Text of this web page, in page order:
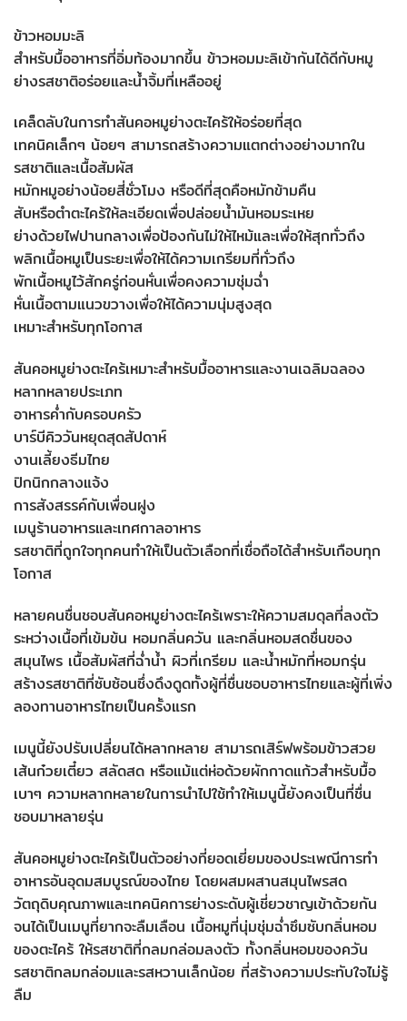
ข้าวหอมมะลิ
สำหรับมื้ออาหารที่อิ่มท้องมากขึ้น ข้าวหอมมะลิเข้ากันได้ดีกับหมู
ย่างรสชาติอร่อยและน้ำจิ้มที่เหลืออยู่
เคล็ดลับในการทำสันคอหมูย่างตะไคร้ให้อร่อยที่สุด
เทคนิคเล็กๆ น้อยๆ สามารถสร้างความแตกต่างอย่างมากใน
รสชาติและเนื้อสัมผัส
หมักหมูอย่างน้อยสี่ชั่วโมง หรือดีที่สุดคือหมักข้ามคืน
สับหรือตำตะไคร้ให้ละเอียดเพื่อปล่อยน้ำมันหอมระเหย
ย่างด้วยไฟปานกลางเพื่อป้องกันไม่ให้ไหม้และเพื่อให้สุกทั่วถึง
พลิกเนื้อหมูเป็นระยะเพื่อให้ได้ความเกรียมที่ทั่วถึง
พักเนื้อหมูไว้สักครู่ก่อนหั่นเพื่อคงความชุ่มฉ่ำ
หั่นเนื้อตามแนวขวางเพื่อให้ได้ความนุ่มสูงสุด
เหมาะสำหรับทุกโอกาส
สันคอหมูย่างตะไคร้เหมาะสำหรับมื้ออาหารและงานเฉลิมฉลอง
หลากหลายประเภท
อาหารค่ำกับครอบครัว
บาร์บีคิววันหยุดสุดสัปดาห์
งานเลี้ยงธีมไทย
ปิกนิกกลางแจ้ง
การสังสรรค์กับเพื่อนฝูง
เมนูร้านอาหารและเทศกาลอาหาร
รสชาติที่ถูกใจทุกคนทำให้เป็นตัวเลือกที่เชื่อถือได้สำหรับเกือบทุก
โอกาส
หลายคนชื่นชอบสันคอหมูย่างตะไคร้เพราะให้ความสมดุลที่ลงตัว
ระหว่างเนื้อที่เข้มข้น หอมกลิ่นควัน และกลิ่นหอมสดชื่นของ
สมุนไพร เนื้อสัมผัสที่ฉ่ำน้ำ ผิวที่เกรียม และน้ำหมักที่หอมกรุ่น
สร้างรสชาติที่ซับซ้อนซึ่งดึงดูดทั้งผู้ที่ชื่นชอบอาหารไทยและผู้ที่เพิ่ง
ลองทานอาหารไทยเป็นครั้งแรก
เมนูนี้ยังปรับเปลี่ยนได้หลากหลาย สามารถเสิร์ฟพร้อมข้าวสวย
เส้นก๋วยเตี๋ยว สลัดสด หรือแม้แต่ห่อด้วยผักกาดแก้วสำหรับมื้อ
เบาๆ ความหลากหลายในการนำไปใช้ทำให้เมนูนี้ยังคงเป็นที่ชื่น
ชอบมาหลายรุ่น
สันคอหมูย่างตะไคร้เป็นตัวอย่างที่ยอดเยี่ยมของประเพณีการทำ
อาหารอันอุดมสมบูรณ์ของไทย โดยผสมผสานสมุนไพรสด
วัตถุดิบคุณภาพและเทคนิคการย่างระดับผู้เชี่ยวชาญเข้าด้วยกัน
จนได้เป็นเมนูที่ยากจะลืมเลือน เนื้อหมูที่นุ่มชุ่มฉ่ำซึมซับกลิ่นหอม
ของตะไคร้ ให้รสชาติที่กลมกล่อมลงตัว ทั้งกลิ่นหอมของควัน
รสชาติกลมกล่อมและรสหวานเล็กน้อย ที่สร้างความประทับใจไม่รู้
ลืม